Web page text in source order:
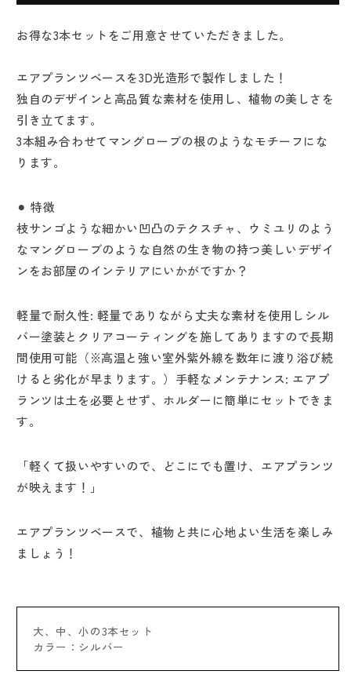
リ
ン
ラ
ン
ツ
ベ
ー
ッ
ト）
シ
ル
の
数
を
減
ら
リ
ン
ラ
ン
ベ
ト）
シ
ル
の
数
を
増
や
お得な3本セットをご用意させていただきました。
エアプランツベースを3D光造形で製作しました！
独自のデザインと高品質な素材を使用し、植物の美しさを
引き立てます。
3本組み合わせてマングローブの根のようなモチーフにな
ります。
⚫︎ 特徴
枝サンゴような細かい凹凸のテクスチャ、ウミユリのよう
なマングローブのような自然の生き物の持つ美しいデザイ
ンをお部屋のインテリアにいかがですか？
軽量で耐久性: 軽量でありながら丈夫な素材を使用しシル
バー塗装とクリアコーティングを施してありますので長期
間使用可能（※高温と強い室外紫外線を数年に渡り浴び続
けると劣化が早まります。）手軽なメンテナンス: エアプ
ランツは土を必要とせず、ホルダーに簡単にセットできま
す。
「軽くて扱いやすいので、どこにでも置け、エアプランツ
が映えます！」
エアプランツベースで、植物と共に心地よい生活を楽しみ
ましょう！
大、中、小の3本セット
カラー：シルバー